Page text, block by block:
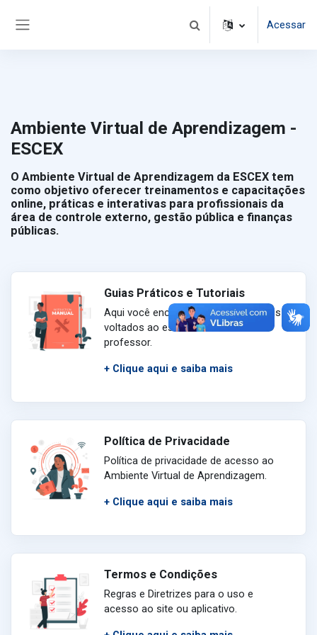
Alternar entrada deAcessar
Ambiente Virtual de Aprendizagem -
ESCEX
O Ambiente Virtual de Aprendizagem da ESCEX tem
como objetivo oferecer treinamentos e capacitações
online, práticas e interativas para profissionais da
área de controle externo, gestão pública e finanças
públicas.
Guias Práticos e Tutoriais
Aqui você encontrará guias e tutoriais
voltados ao estudante e ao
professor.
+ Clique aqui e saiba mais
Política de Privacidade
Política de privacidade de acesso ao
Ambiente Virtual de Aprendizagem.
+ Clique aqui e saiba mais
Termos e Condições
Regras e Diretrizes para o uso e
acesso ao site ou aplicativo.